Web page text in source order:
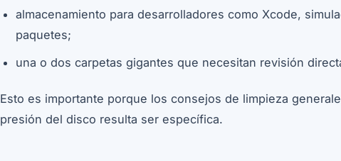
almacenamiento para desarrolladores como Xcode,
paquetes;
una o dos carpetas gigantes que necesitan revisión
Esto es importante porque los consejos de limpieza
presión del disco resulta ser específica.